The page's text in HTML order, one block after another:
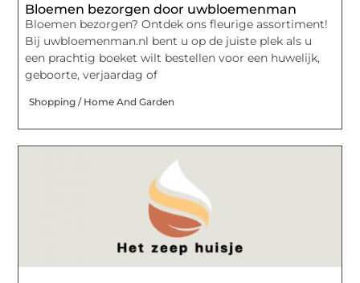
Bloemen bezorgen door uwbloemenman
Bloemen bezorgen? Ontdek ons fleurige assortiment!
Bij uwbloemenman.nl bent u op de juiste plek als u
een prachtig boeket wilt bestellen voor een huwelijk,
geboorte, verjaardag of
Shopping / Home And Garden